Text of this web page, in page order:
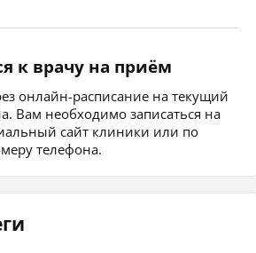
к врачу на приём
онлайн-расписание на текущий
Вам необходимо записаться на
сайт клиники или по
телефона.